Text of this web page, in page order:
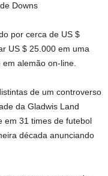
Downs
por cerca de US $
US $ 25.000 em uma
alemão on-line.
de um controverso
da Gladwis Land
em 31 times de futebol
década anunciando